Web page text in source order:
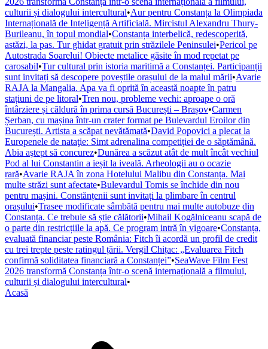
culturii și dialogului intercultural•Aur pentru Constanța la Olimpiada
Internațională de Inteligență Artificială. Mircistul Alexandru Thury-
Burileanu, în topul mondial•Constanța interbelică, redescoperită,
astăzi, la pas. Tur ghidat gratuit prin străzilele Peninsulei•Pericol pe
Autostrada Soarelui! Obiecte metalice găsite în mod repetat pe
carosabil•Tur cultural prin istoria maritimă a Constanței. Participanții
sunt invitați să descopere poveștile orașului de la malul mării•Avarie
RAJA la Mangalia. Apa va fi oprită în această noapte în patru
stațiuni de pe litoral•Tren nou, probleme vechi: aproape o oră
întârziere și căldură în prima cursă București – Brașov•Carmen
Șerban, cu mașina într-un crater format pe Bulevardul Eroilor din
București. Artista a scăpat nevătămată•David Popovici a plecat la
Europenele de nataţie: Simt adrenalina competiţiei de o săptămână.
Abia aştept să concurez•Dunărea a scăzut atât de mult încât vechiul
Pod al lui Constantin a ieșit la iveală. Arheologii au o ocazie
rară•Avarie RAJA în zona Hotelului Malibu din Constanța. Mai
multe străzi sunt afectate•Bulevardul Tomis se închide din nou
pentru mașini. Constănțenii sunt invitați la plimbare în centrul
orașului•Trasee modificate sâmbătă pentru mai multe autobuze din
Constanța. Ce trebuie să știe călătorii•Mihail Kogălniceanu scapă de
o parte din restricțiile la apă. Ce program intră în vigoare•Constanța,
evaluată financiar peste România: Fitch îi acordă un profil de credit
cu trei trepte peste ratingul țării. Vergil Chițac: „Evaluarea Fitch
confirmă soliditatea financiară a Constanței”•SeaWave Film Fest
2026 transformă Constanța într-o scenă internațională a filmului,
culturii și dialogului intercultural•
Acasă